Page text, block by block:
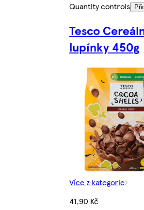
Quantity controls
Tesco
lupínky 450g
Více z kategorie
41,90 Kč